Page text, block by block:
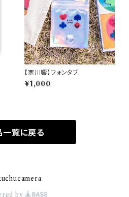
【寒川響】フォンタブ
¥1,000
一覧に戻る
by